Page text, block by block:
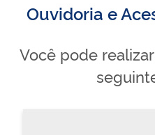
Ouvidoria e
Você pode